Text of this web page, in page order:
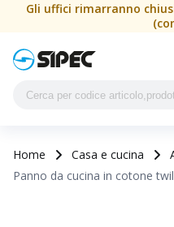
Gli uffici rimarranno
Home Casa e cucina
Panno da cucina in cotone